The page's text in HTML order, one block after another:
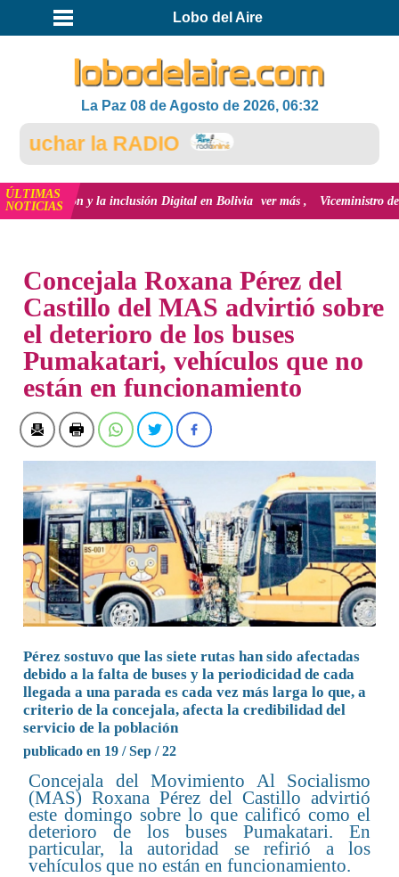
Lobo del Aire
La Paz 08 de Agosto de 2026, 06:32
la RADIO
ÚLTIMAS
NOTICIASy la inclusión Digital en Bolivia ver más Viceministro de Medio
Concejala Roxana Pérez del
Castillo del MAS advirtió sobre
el deterioro de los buses
Pumakatari, vehículos que no
están en funcionamiento
Pérez sostuvo que las siete rutas han sido afectadas
debido a la falta de buses y la periodicidad de cada
llegada a una parada es cada vez más larga lo que, a
criterio de la concejala, afecta la credibilidad del
servicio de la población
publicado en 19 / Sep / 22
Concejala del Movimiento Al Socialismo
(MAS) Roxana Pérez del Castillo advirtió
este domingo sobre lo que calificó como el
deterioro de los buses Pumakatari. En
particular, la autoridad se refirió a los
vehículos que no están en funcionamiento.